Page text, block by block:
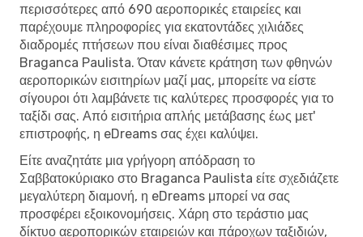
περισσότερες από 690 αεροπορικές εταιρείες και
παρέχουμε πληροφορίες για εκατοντάδες χιλιάδες
διαδρομές πτήσεων που είναι διαθέσιμες προς
Braganca Paulista. Όταν κάνετε κράτηση των φθηνών
αεροπορικών εισιτηρίων μαζί μας, μπορείτε να είστε
σίγουροι ότι λαμβάνετε τις καλύτερες προσφορές για το
ταξίδι σας. Από εισιτήρια απλής μετάβασης έως μετ'
επιστροφής, η eDreams σας έχει καλύψει.
Είτε αναζητάτε μια γρήγορη απόδραση το
Σαββατοκύριακο στο Braganca Paulista είτε σχεδιάζετε
μεγαλύτερη διαμονή, η eDreams μπορεί να σας
προσφέρει εξοικονομήσεις. Χάρη στο τεράστιο μας
δίκτυο αεροπορικών εταιρειών και πάροχων ταξιδιών,